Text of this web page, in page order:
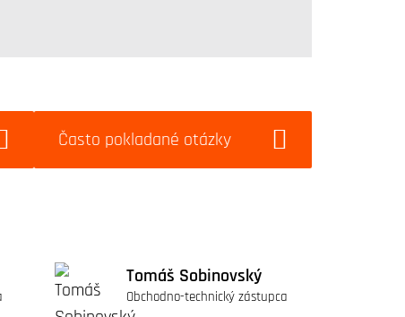
Často pokladané otázky
Tomáš Sobinovský
Obchodno-technický zástupca